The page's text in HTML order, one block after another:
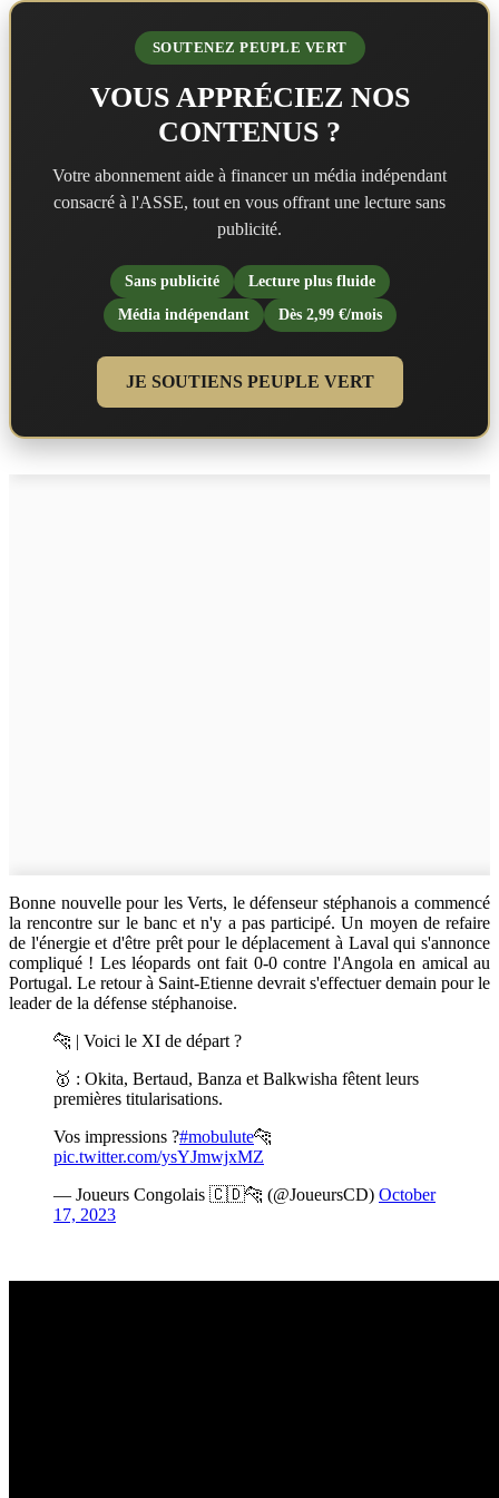
SOUTENEZ PEUPLE VERT
VOUS APPRÉCIEZ NOS
CONTENUS ?
Votre abonnement aide à financer un média indépendant
consacré à l'ASSE, tout en vous offrant une lecture sans
publicité.
Sans publicité
Lecture plus fluide
Média indépendant
Dès 2,99 €/mois
JE SOUTIENS PEUPLE VERT
Bonne nouvelle pour les Verts, le défenseur stéphanois a commencé
la rencontre sur le banc et n'y a pas participé. Un moyen de refaire
de l'énergie et d'être prêt pour le déplacement à Laval qui s'annonce
compliqué ! Les léopards ont fait 0-0 contre l'Angola en amical au
Portugal. Le retour à Saint-Etienne devrait s'effectuer demain pour le
leader de la défense stéphanoise.
🐆 | Voici le XI de départ ?
🥇 : Okita, Bertaud, Banza et Balkwisha fêtent leurs
premières titularisations.
Vos impressions ?#mobulute🐆
pic.twitter.com/ysYJmwjxMZ
— Joueurs Congolais 🇨🇩🐆 (@JoueursCD) October
17, 2023